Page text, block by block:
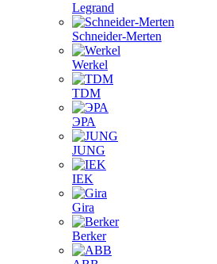
Legrand
Schneider-Merten
Werkel
TDM
ЭРА
JUNG
IEK
Gira
Berker